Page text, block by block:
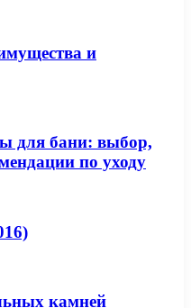
и
для бани: выбор,
по уходу
камней